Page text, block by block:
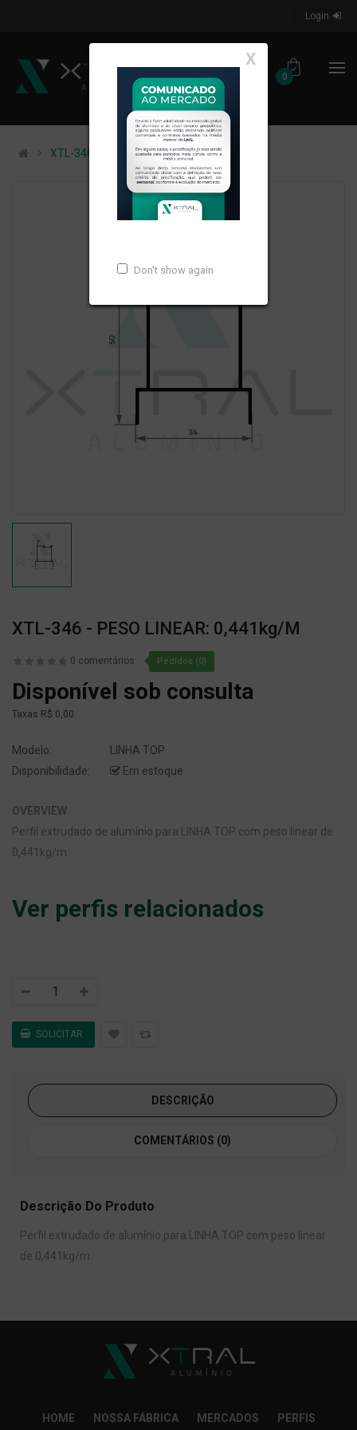
Login
0
X
Don't show again
XTL-346 - PESO LINEAR: 0,441kg/m
XTL-346 - PESO LINEAR: 0,441kg/m
0 comentários Pedidos (0)
Disponível sob consulta
Taxas R$ 0,00
Modelo:
LINHA TOP
Disponibilidade:
Em estoque
OVERVIEW
Perfil extrudado de alumínio para LINHA TOP com peso linear de
0,441kg/m.
Ver perfis relacionados
DESCRIÇÃO
COMENTÁRIOS (0)
Descrição Do Produto
Perfil extrudado de alumínio para LINHA TOP com peso linear
de 0,441kg/m.
HOME NOSSA FÁBRICA MERCADOS PERFIS